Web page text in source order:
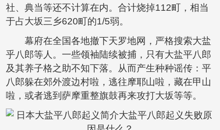
社、典当等还不计算在内。合计烧掉112町，相当
于占大坂三乡620町的1/5弱。
幕府在全国各地撤下天罗地网，严格搜索大盐
乎八郎等人。一些领袖陆续被捕，只有大盐平八郎
及其养子格之助不知下落。从而产生种种谣传：平
八郎躲在郊外渡边村啦，逃往摩耶山啦，藏在甲山
啦，或者逃到萨摩重整旗鼓再来攻打大坂等等。